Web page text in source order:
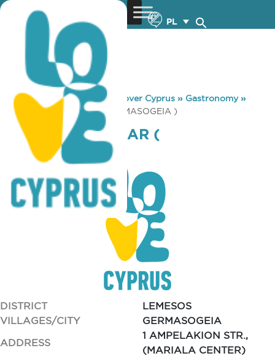
PL
You are here: Home »Discover Cyprus » Gastronomy»
STEVIS SNACK BAR ( GERMASOGEIA )
STEVIS SNACK BAR (
GERMASOGEIA )
DISTRICT
LEMESOS
VILLAGES/CITY
GERMASOGEIA
ADDRESS
1 AMPELAKION STR.,
(MARIALA CENTER)